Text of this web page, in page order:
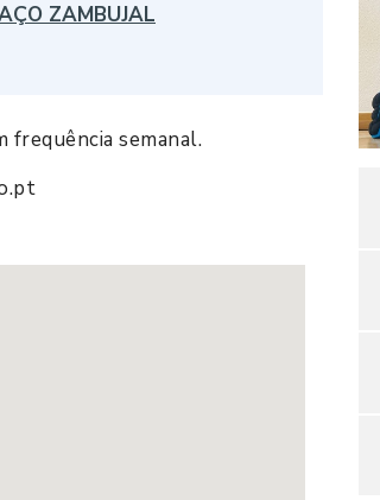
ZAMBUJAL
frequência semanal.